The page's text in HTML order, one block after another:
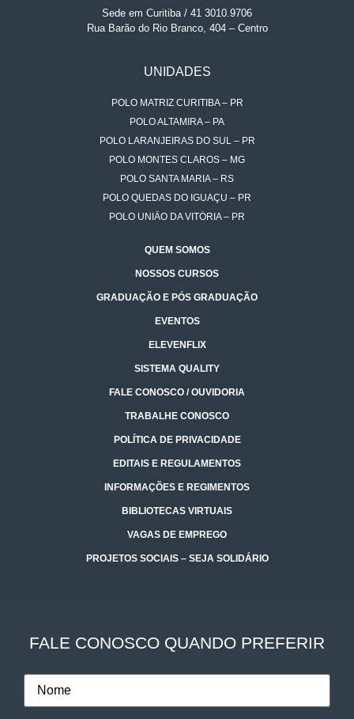
Sede em Curitiba / 41 3010.9706
Rua Barão do Rio Branco, 404 – Centro
UNIDADES
POLO MATRIZ CURITIBA – PR
POLO ALTAMIRA – PA
POLO LARANJEIRAS DO SUL – PR
POLO MONTES CLAROS – MG
POLO SANTA MARIA – RS
POLO QUEDAS DO IGUAÇU – PR
POLO UNIÃO DA VITÓRIA – PR
QUEM SOMOS
NOSSOS CURSOS
GRADUAÇÃO E PÓS GRADUAÇÃO
EVENTOS
ELEVENFLIX
SISTEMA QUALITY
FALE CONOSCO / OUVIDORIA
TRABALHE CONOSCO
POLÍTICA DE PRIVACIDADE
EDITAIS E REGULAMENTOS
INFORMAÇÕES E REGIMENTOS
BIBLIOTECAS VIRTUAIS
VAGAS DE EMPREGO
PROJETOS SOCIAIS – SEJA SOLIDÁRIO
FALE CONOSCO QUANDO PREFERIR